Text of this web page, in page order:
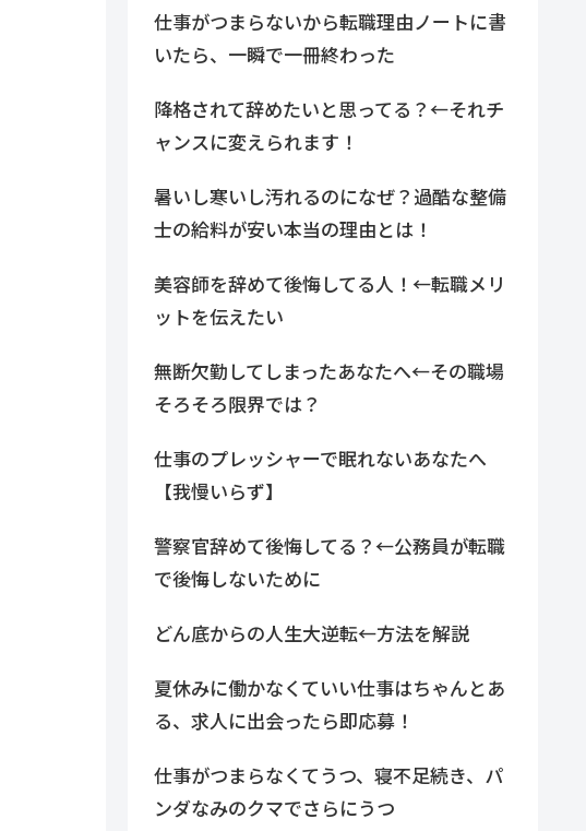
仕事がつまらないから転職理由ノートに書
いたら、一瞬で一冊終わった
降格されて辞めたいと思ってる？←それチ
ャンスに変えられます！
暑いし寒いし汚れるのになぜ？過酷な整備
士の給料が安い本当の理由とは！
美容師を辞めて後悔してる人！←転職メリ
ットを伝えたい
無断欠勤してしまったあなたへ←その職場
そろそろ限界では？
仕事のプレッシャーで眠れないあなたへ
【我慢いらず】
警察官辞めて後悔してる？←公務員が転職
で後悔しないために
どん底からの人生大逆転←方法を解説
夏休みに働かなくていい仕事はちゃんとあ
る、求人に出会ったら即応募！
仕事がつまらなくてうつ、寝不足続き、パ
ンダなみのクマでさらにうつ